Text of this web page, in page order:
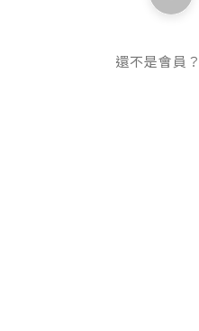
還不是會